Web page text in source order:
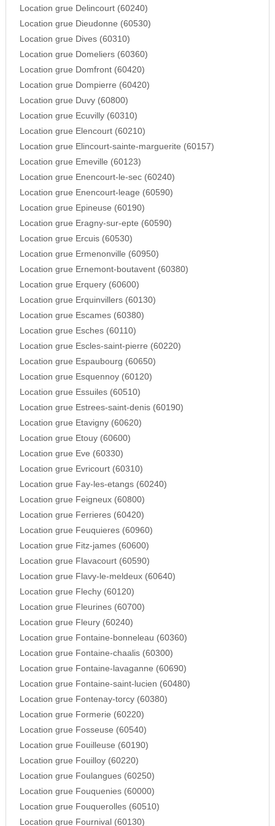
Location grue Delincourt (60240)
Location grue Dieudonne (60530)
Location grue Dives (60310)
Location grue Domeliers (60360)
Location grue Domfront (60420)
Location grue Dompierre (60420)
Location grue Duvy (60800)
Location grue Ecuvilly (60310)
Location grue Elencourt (60210)
Location grue Elincourt-sainte-marguerite (60157)
Location grue Emeville (60123)
Location grue Enencourt-le-sec (60240)
Location grue Enencourt-leage (60590)
Location grue Epineuse (60190)
Location grue Eragny-sur-epte (60590)
Location grue Ercuis (60530)
Location grue Ermenonville (60950)
Location grue Ernemont-boutavent (60380)
Location grue Erquery (60600)
Location grue Erquinvillers (60130)
Location grue Escames (60380)
Location grue Esches (60110)
Location grue Escles-saint-pierre (60220)
Location grue Espaubourg (60650)
Location grue Esquennoy (60120)
Location grue Essuiles (60510)
Location grue Estrees-saint-denis (60190)
Location grue Etavigny (60620)
Location grue Etouy (60600)
Location grue Eve (60330)
Location grue Evricourt (60310)
Location grue Fay-les-etangs (60240)
Location grue Feigneux (60800)
Location grue Ferrieres (60420)
Location grue Feuquieres (60960)
Location grue Fitz-james (60600)
Location grue Flavacourt (60590)
Location grue Flavy-le-meldeux (60640)
Location grue Flechy (60120)
Location grue Fleurines (60700)
Location grue Fleury (60240)
Location grue Fontaine-bonneleau (60360)
Location grue Fontaine-chaalis (60300)
Location grue Fontaine-lavaganne (60690)
Location grue Fontaine-saint-lucien (60480)
Location grue Fontenay-torcy (60380)
Location grue Formerie (60220)
Location grue Fosseuse (60540)
Location grue Fouilleuse (60190)
Location grue Fouilloy (60220)
Location grue Foulangues (60250)
Location grue Fouquenies (60000)
Location grue Fouquerolles (60510)
Location grue Fournival (60130)